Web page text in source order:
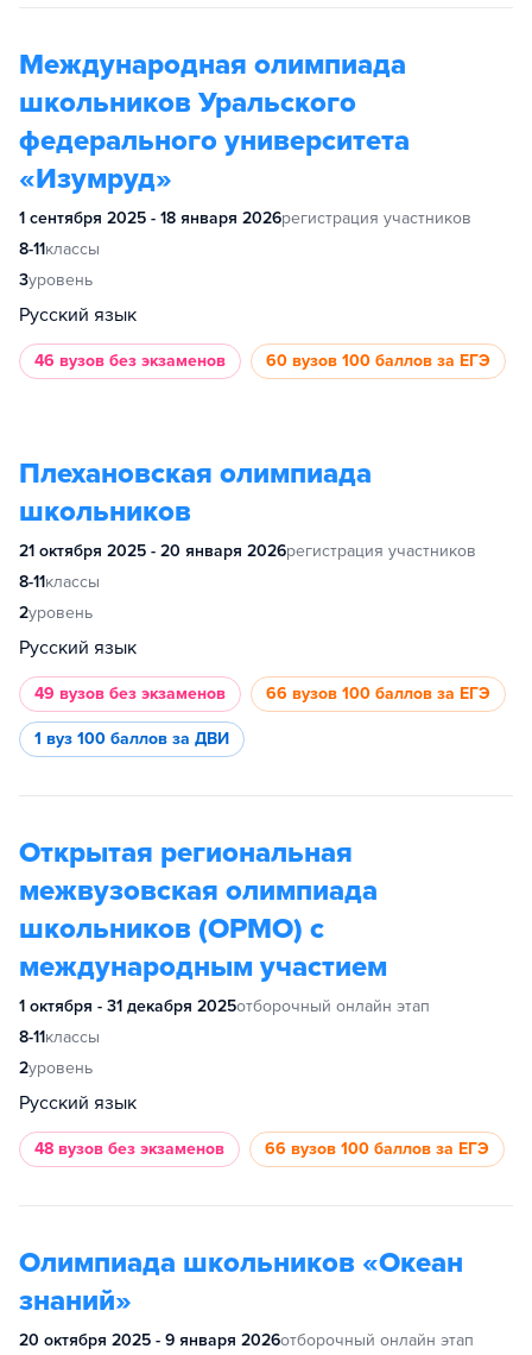
Международная олимпиада
школьников Уральского
федерального университета
«Изумруд»
1 сентября 2025 - 18 января 2026регистрация участников
8-11классы
3уровень
Русский язык
46 вузов без экзаменов 60 вузов 100 баллов за ЕГЭ
Плехановская олимпиада
школьников
21 октября 2025 - 20 января 2026регистрация участников
8-11классы
2уровень
Русский язык
49 вузов без экзаменов 66 вузов 100 баллов за ЕГЭ
1 вуз 100 баллов за ДВИ
Открытая региональная
межвузовская олимпиада
школьников (ОРМО) с
международным участием
1 октября - 31 декабря 2025отборочный онлайн этап
8-11классы
2уровень
Русский язык
48 вузов без экзаменов 66 вузов 100 баллов за ЕГЭ
Олимпиада школьников «Океан
знаний»
20 октября 2025 - 9 января 2026отборочный онлайн этап